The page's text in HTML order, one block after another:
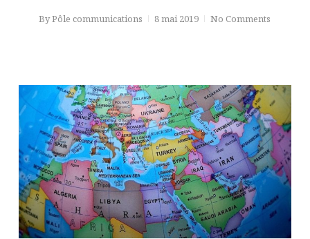
ByPôle communications 8 mai 2019 No Comments